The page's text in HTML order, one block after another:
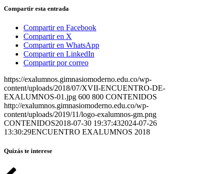
Compartir esta entrada
Compartir en Facebook
Compartir en X
Compartir en WhatsApp
Compartir en LinkedIn
Compartir por correo
https://exalumnos.gimnasiomoderno.edu.co/wp-
content/uploads/2018/07/XVII-ENCUENTRO-DE-
EXALUMNOS-01.jpg 600 800 CONTENIDOS
http://exalumnos.gimnasiomoderno.edu.co/wp-
content/uploads/2019/11/logo-exalumnos-gm.png
CONTENIDOS2018-07-30 19:37:432024-07-26
13:30:29ENCUENTRO EXALUMNOS 2018
Quizás te interese